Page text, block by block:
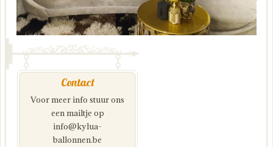
Contact
Voor meer info stuur ons
een mailtje op
info@kylua-
ballonnen.be